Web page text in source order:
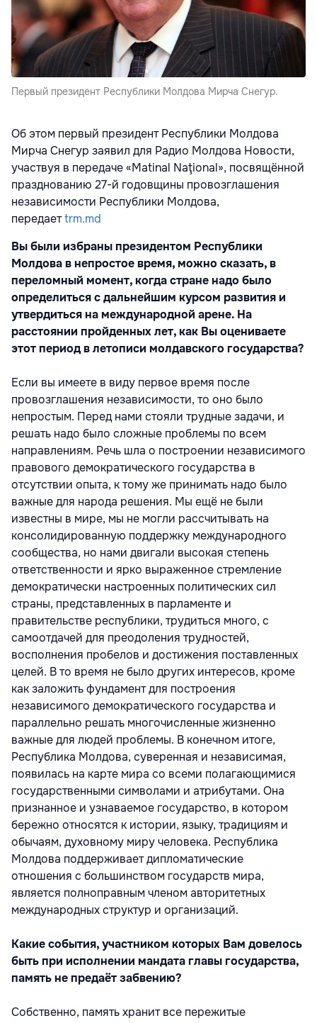
Первый президент Республики Молдова Мирча Снегур.
Об этом первый президент Республики Молдова
Мирча Снегур заявил для Радио Молдова Новости,
участвуя в передаче «Matinal Naţional», посвящённой
празднованию 27-й годовщины провозглашения
независимости Республики Молдова,
передаетtrm.md
Вы были избраны президентом Республики
Молдова в непростое время, можно сказать, в
переломный момент, когда стране надо было
определиться с дальнейшим курсом развития и
утвердиться на международной арене. На
расстоянии пройденных лет, как Вы оцениваете
этот период в летописи молдавского государства?
Если вы имеете в виду первое время после
провозглашения независимости, то оно было
непростым. Перед нами стояли трудные задачи, и
решать надо было сложные проблемы по всем
направлениям. Речь шла о построении независимого
правового демократического государства в
отсутствии опыта, к тому же принимать надо было
важные для народа решения. Мы ещё не были
известны в мире, мы не могли рассчитывать на
консолидированную поддержку международного
сообщества, но нами двигали высокая степень
ответственности и ярко выраженное стремление
демократически настроенных политических сил
страны, представленных в парламенте и
правительстве республики, трудиться много, с
самоотдачей для преодоления трудностей,
восполнения пробелов и достижения поставленных
целей. В то время не было других интересов, кроме
как заложить фундамент для построения
независимого демократического государства и
параллельно решать многочисленные жизненно
важные для людей проблемы. В конечном итоге,
Республика Молдова, суверенная и независимая,
появилась на карте мира со всеми полагающимися
государственными символами и атрибутами. Она
признанное и узнаваемое государство, в котором
бережно относятся к истории, языку, традициям и
обычаям, духовному миру человека. Республика
Молдова поддерживает дипломатические
отношения с большинством государств мира,
является полноправным членом авторитетных
международных структур и организаций.
Какие события, участником которых Вам довелось
быть при исполнении мандата главы государства,
память не предаёт забвению?
Собственно, память хранит все пережитые